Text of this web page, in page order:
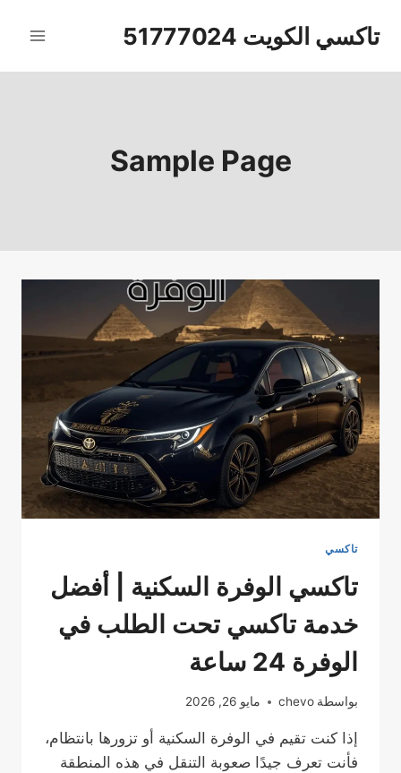
تاكسي الكويت 51777024
Sample Page
تاكسي
تاكسي الوفرة السكنية | أفضل
خدمة تاكسي تحت الطلب في
الوفرة 24 ساعة
بواسطة chevo مايو 26, 2026
إذا كنت تقيم في الوفرة السكنية أو تزورها بانتظام،
فأنت تعرف جيدًا صعوبة التنقل في هذه المنطقة